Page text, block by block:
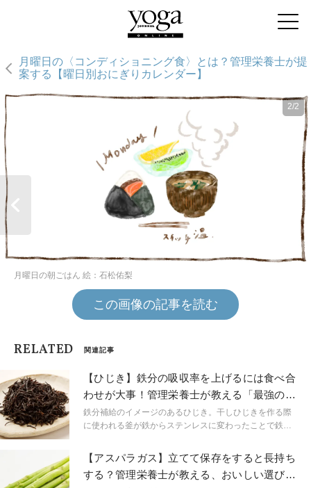
月曜日の〈コンディショニング食〉とは？管理栄養士が提
案する【曜日別おにぎりカレンダー】
2/2
月曜日の朝ごはん 絵：石松佑梨
この画像の記事を読む
RELATED 関連記事
【ひじき】鉄分の吸収率を上げるには食べ合
わせが大事！管理栄養士が教える「最強の組
み合わせ食材」
鉄分補給のイメージのあるひじき。干しひじきを作る際
に使われる釜が鉄からステンレスに変わったことで鉄の
せや調味料を工夫することで鉄分の量や吸収率を上げる
ことができます。今回は、おすすめの食べ合わせや簡単
レシピを紹介します。
【アスパラガス】立てて保存をすると長持ち
する？管理栄養士が教える、おいしい選び方